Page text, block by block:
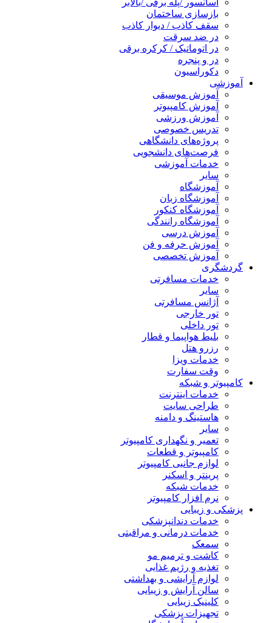
آسانسور /پله برقی /بالابر
بازسازی ساختمان
سقف کاذب / دیوار کاذب
در ضد سرقت
در اتوماتیک / کرکره برقی
در و پنجره
دکوراسیون
آموزشی
آموزش موسیقی
آموزش کامپیوتر
آموزش ورزشی
تدریس خصوصی
پروژه‌های دانشگاهی
فرصت‌های دانشجویی
خدمات آموزشی
سایر
آموزشگاه
آموزشگاه زبان
آموزشگاه کنکور
آموزشگاه رانندگی
آموزش درسی
آموزش حرفه و فن
آموزش تخصصی
گردشگری
خدمات مسافرتی
سایر
آژانس مسافرتی
تور خارجی
تور داخلی
بلیط هواپیما و قطار
رزرو هتل
خدمات ویزا
وقت سفارت
کامپیوتر و شبکه
خدمات اینترنت
طراحی سایت
هاستینگ و دامنه
سایر
تعمیر و نگهداری کامپیوتر
کامپیوتر و قطعات
لوازم جانبی کامپیوتر
پرینتر و اسکنر
خدمات شبکه
نرم افزار کامپیوتر
پزشکی و زیبایی
خدمات دندانپزشکی
خدمات درمانی و مراقبتی
سمعک
کاشت و ترمیم مو
تغذیه و رژیم غذایی
لوازم آرایشی و بهداشتی
سالن آرایش و زیبایی
کلینیک زیبایی
تجهیزات پزشکی